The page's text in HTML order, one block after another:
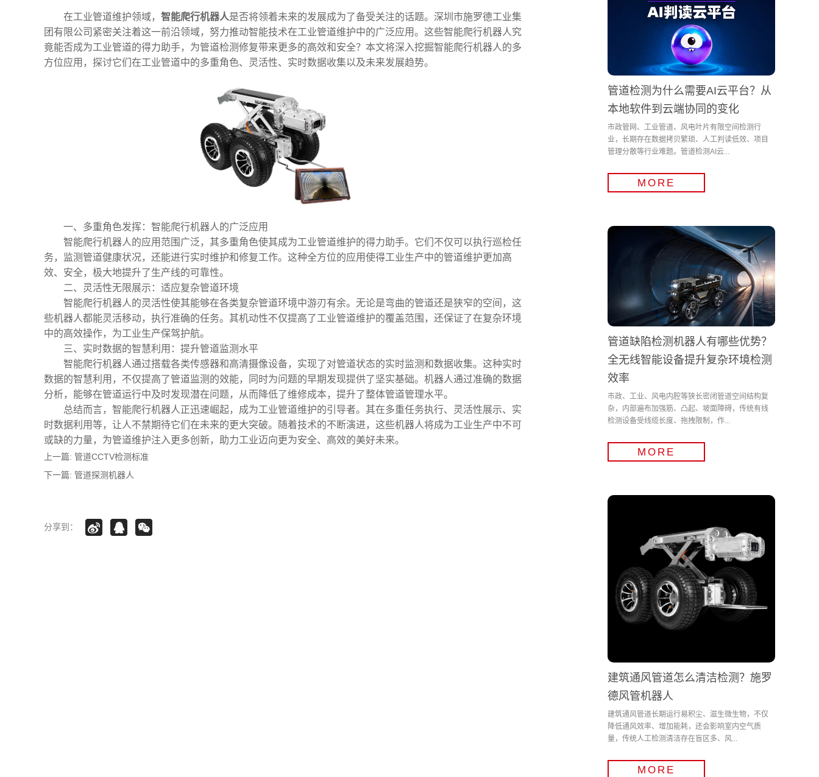
在工业管道维护领域， 智能爬行机器人是否将领着未来的发展成为了备受关注的话题。深圳市施罗德工业集
团有限公司紧密关注着这一前沿领域，努力推动智能技术在工业管道维护中的广泛应用。这些智能爬行机器人究
竟能否成为工业管道的得力助手，为管道检测修复带来更多的高效和安全？本文将深入挖掘智能爬行机器人的多
方位应用，探讨它们在工业管道中的多重角色、灵活性、实时数据收集以及未来发展趋势。
一、多重角色发挥：智能爬行机器人的广泛应用
智能爬行机器人的应用范围广泛，其多重角色使其成为工业管道维护的得力助手。它们不仅可以执行巡检任
务，监测管道健康状况，还能进行实时维护和修复工作。这种全方位的应用使得工业生产中的管道维护更加高
效、安全，极大地提升了生产线的可靠性。
二、灵活性无限展示：适应复杂管道环境
智能爬行机器人的灵活性使其能够在各类复杂管道环境中游刃有余。无论是弯曲的管道还是狭窄的空间，这
些机器人都能灵活移动，执行准确的任务。其机动性不仅提高了工业管道维护的覆盖范围，还保证了在复杂环境
中的高效操作，为工业生产保驾护航。
三、实时数据的智慧利用：提升管道监测水平
智能爬行机器人通过搭载各类传感器和高清摄像设备，实现了对管道状态的实时监测和数据收集。这种实时
数据的智慧利用，不仅提高了管道监测的效能，同时为问题的早期发现提供了坚实基础。机器人通过准确的数据
分析，能够在管道运行中及时发现潜在问题，从而降低了维修成本，提升了整体管道管理水平。
总结而言，智能爬行机器人正迅速崛起，成为工业管道维护的引导者。其在多重任务执行、灵活性展示、实
时数据利用等，让人不禁期待它们在未来的更大突破。随着技术的不断演进，这些机器人将成为工业生产中不可
或缺的力量，为管道维护注入更多创新，助力工业迈向更为安全、高效的美好未来。
上一篇: 管道CCTV检测标准
下一篇: 管道探测机器人
分享到：
管道检测为什么需要AI云平台？从
本地软件到云端协同的变化
市政管网、工业管道、风电叶片有限空间检测行
业，长期存在数据拷贝繁琐、人工判读低效、项目
管理分散等行业难题。管道检测AI云...
MORE
管道缺陷检测机器人有哪些优势？
全无线智能设备提升复杂环境检测
效率
市政、工业、风电内腔等狭长密闭管道空间结构复
杂，内部遍布加强筋、凸起、坡面障碍，传统有线
检测设备受线缆长度、拖拽限制，作...
MORE
建筑通风管道怎么清洁检测？施罗
德风管机器人
建筑通风管道长期运行易积尘、滋生微生物，不仅
降低通风效率、增加能耗，还会影响室内空气质
量，传统人工检测清洁存在盲区多、风...
MORE